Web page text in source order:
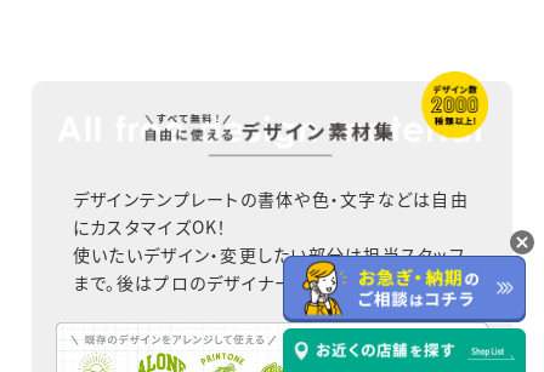
デザインテンプレートの書体や色・文字などは自由
にカスタマイズOK！
使いたいデザイン・変更したい部分は担当スタッフ
まで。後はプロのデザイナーが仕上げます。